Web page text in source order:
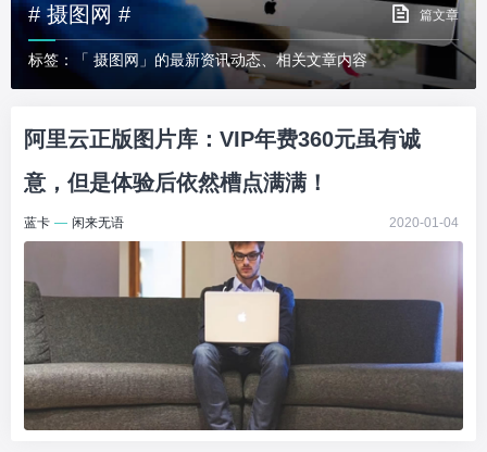
# 摄图网 # 篇文章
标签：「 摄图网」的最新资讯动态、相关文章内容
阿里云正版图片库：VIP年费360元虽有诚
意，但是体验后依然槽点满满！
蓝卡 — 闲来无语 2020-01-04